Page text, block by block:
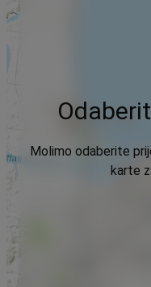
Molimo odaberite
karte